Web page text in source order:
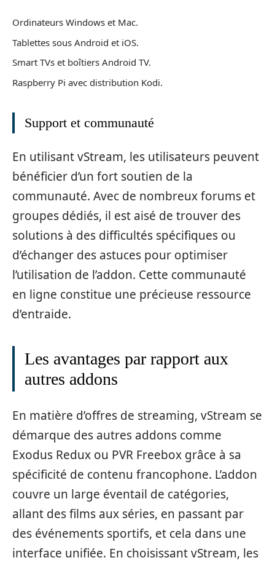
Ordinateurs Windows et Mac.
Tablettes sous Android et iOS.
Smart TVs et boîtiers Android TV.
Raspberry Pi avec distribution Kodi.
Support et communauté
En utilisant vStream, les utilisateurs peuvent
bénéficier d’un fort soutien de la
communauté. Avec de nombreux forums et
groupes dédiés, il est aisé de trouver des
solutions à des difficultés spécifiques ou
d’échanger des astuces pour optimiser
l’utilisation de l’addon. Cette communauté
en ligne constitue une précieuse ressource
d’entraide.
Les avantages par rapport aux
autres addons
En matière d’offres de streaming, vStream se
démarque des autres addons comme
Exodus Redux ou PVR Freebox grâce à sa
spécificité de contenu francophone. L’addon
couvre un large éventail de catégories,
allant des films aux séries, en passant par
des événements sportifs, et cela dans une
interface unifiée. En choisissant vStream, les